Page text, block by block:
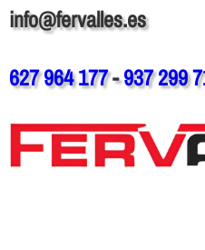
info@fervalles.es
627 964 177-937 299